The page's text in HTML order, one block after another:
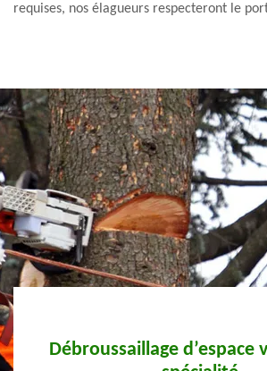
requises, nos élagueurs respecteront le port
Débroussaillage à Cagnes